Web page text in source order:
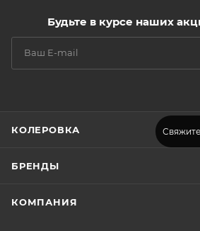
Будьте в курсе наших
КОЛЕРОВКА
БРЕНДЫ
КОМПАНИЯ